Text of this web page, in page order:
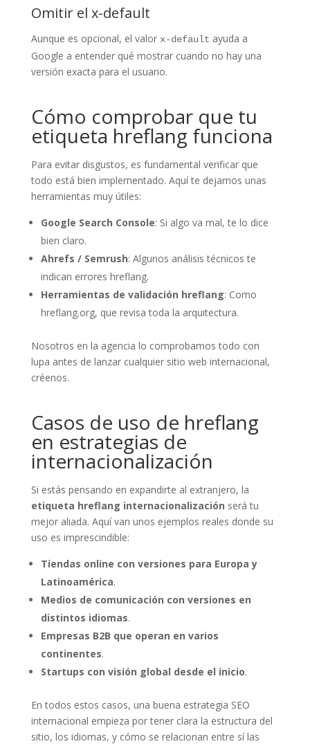
Omitir el x-default
Aunque es opcional, el valor x-default ayuda a
Google a entender qué mostrar cuando no hay una
versión exacta para el usuario.
Cómo comprobar que tu
etiqueta hreflang funciona
Para evitar disgustos, es fundamental verificar que
todo está bien implementado. Aquí te dejamos unas
herramientas muy útiles:
Google Search Console: Si algo va mal, te lo dice
bien claro.
Ahrefs / Semrush: Algunos análisis técnicos te
indican errores hreflang.
Herramientas de validación hreflang: Como
hreflang.org, que revisa toda la arquitectura.
Nosotros en la agencia lo comprobamos todo con
lupa antes de lanzar cualquier sitio web internacional,
créenos.
Casos de uso de hreflang
en estrategias de
internacionalización
Si estás pensando en expandirte al extranjero, la
etiqueta hreflang internacionalización será tu
mejor aliada. Aquí van unos ejemplos reales donde su
uso es imprescindible:
Tiendas online con versiones para Europa y
Latinoamérica.
Medios de comunicación con versiones en
distintos idiomas.
Empresas B2B que operan en varios
continentes.
Startups con visión global desde el inicio.
En todos estos casos, una buena estrategia SEO
internacional empieza por tener clara la estructura del
sitio, los idiomas, y cómo se relacionan entre sí las